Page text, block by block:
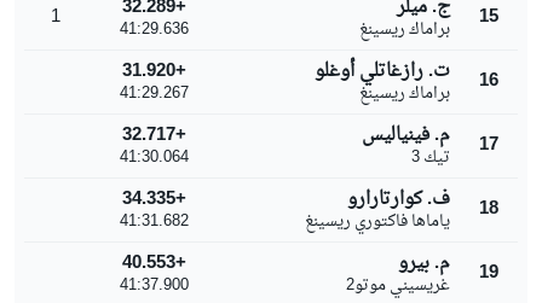
15 ج. ميلر
براماك ريسينغ
+32.289
41:29.636
1
16
ت. رازغاتلي أوغلو
براماك ريسينغ
+31.920
41:29.267
17 م. فينياليس
تيك 3
+32.717
41:30.064
18 ف. كوارتارارو
ياماها فاكتوري ريسينغ
+34.335
41:31.682
19 م. بيرو
غريسيني موتو2
+40.553
41:37.900